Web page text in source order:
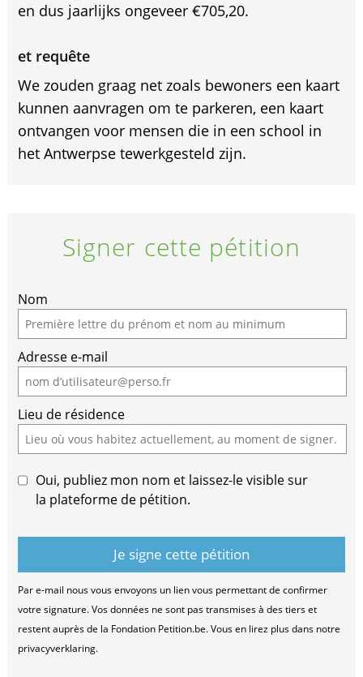
en dus jaarlijks ongeveer €705,20.
et requête
We zouden graag net zoals bewoners een kaart
kunnen aanvragen om te parkeren, een kaart
ontvangen voor mensen die in een school in
het Antwerpse tewerkgesteld zijn.
Signer cette pétition
Nom
Adresse e-mail
Lieu de résidence
Oui, publiez mon nom et laissez-le visible sur
la plateforme de pétition.
Par e-mail nous vous envoyons un lien vous permettant de confirmer
votre signature. Vos données ne sont pas transmises à des tiers et
restent auprès de la Fondation Petition.be. Vous en lirez plus dans notre
privacyverklaring.